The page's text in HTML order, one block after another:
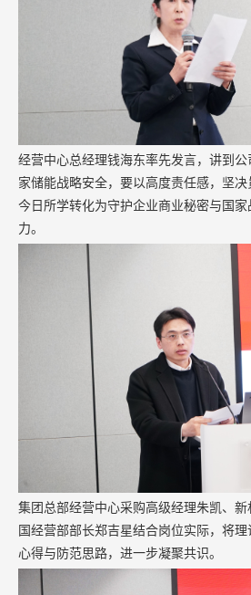
经营中心总经理钱海东率先发言，讲到公
家储能战略安全，要以高度责任感，坚
今日所学转化为守护企业商业秘密与国
力。
集团总部经营中心采购高级经理朱凯、
国经营部部长郑吉星结合岗位实际，将
心得与防范思路，进一步凝聚共识。